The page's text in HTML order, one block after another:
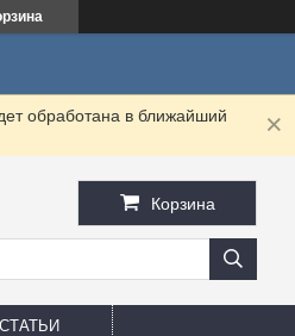
обработана в ближайший
Корзина
СТАТЬИ